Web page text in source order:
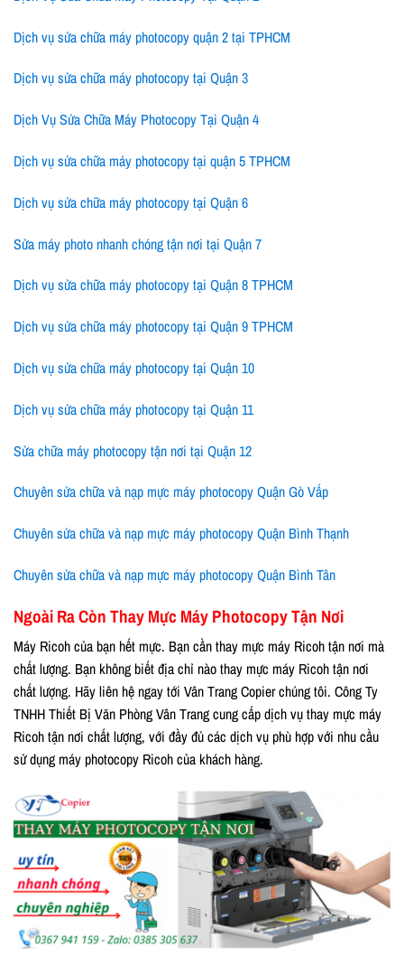
Dịch vụ sửa chữa máy photocopy quận 2 tại TPHCM
Dịch vụ sửa chữa máy photocopy tại Quận 3
Dịch Vụ Sửa Chữa Máy Photocopy Tại Quận 4
Dịch vụ sửa chữa máy photocopy tại quận 5 TPHCM
Dịch vụ sửa chữa máy photocopy tại Quận 6
Sửa máy photo nhanh chóng tận nơi tại Quận 7
Dịch vụ sửa chữa máy photocopy tại Quận 8 TPHCM
Dịch vụ sửa chữa máy photocopy tại Quận 9 TPHCM
Dịch vụ sửa chữa máy photocopy tại Quận 10
Dịch vụ sửa chữa máy photocopy tại Quận 11
Sửa chữa máy photocopy tận nơi tại Quận 12
Chuyên sửa chữa và nạp mực máy photocopy Quận Gò Vấp
Chuyên sửa chữa và nạp mực máy photocopy Quận Bình Thạnh
Chuyên sửa chữa và nạp mực máy photocopy Quận Bình Tân
Ngoài Ra Còn Thay Mực Máy Photocopy Tận Nơi
Máy Ricoh của bạn hết mực. Bạn cần thay mực máy Ricoh tận nơi mà
chất lượng. Bạn không biết địa chỉ nào thay mực máy Ricoh tận nơi
chất lượng. Hãy liên hệ ngay tới Vân Trang Copier chúng tôi. Công Ty
TNHH Thiết Bị Văn Phòng Vân Trang cung cấp dịch vụ thay mực máy
Ricoh tận nơi chất lượng, với đầy đủ các dịch vụ phù hợp với nhu cầu
sử dụng máy photocopy Ricoh của khách hàng.